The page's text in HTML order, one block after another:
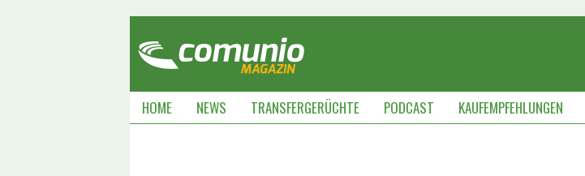
HOME NEWS TRANSFERGERÜCHTE PODCAST KAUFEMPFEHLUNGEN